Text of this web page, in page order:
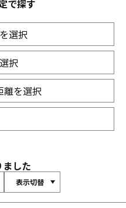
で探す
選択
択
離を選択
した
表示切替